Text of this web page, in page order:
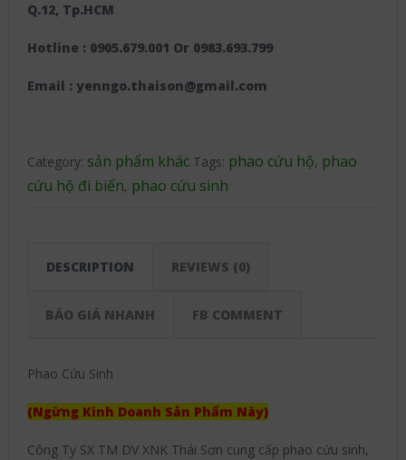
Q.12, Tp.HCM
Hotline : 0905.679.001 Or 0983.693.799
Email : yenngo.thaison@gmail.com
Category: sản phẩm khác Tags: phao cứu hộ, phao
cứu hộ đi biển, phao cứu sinh
DESCRIPTION REVIEWS (0)
BÁO GIÁ NHANH FB COMMENT
Phao Cứu Sinh
(Ngừng Kinh Doanh Sản Phẩm Này)
Công Ty SX TM DV XNK Thái Sơn cung cấp phao cứu sinh,